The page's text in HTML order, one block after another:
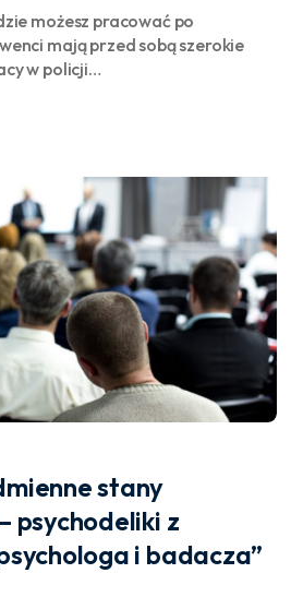
możesz pracować po
mają przed sobą szerokie
w policji…
stany
psychodeliki z
i badacza”